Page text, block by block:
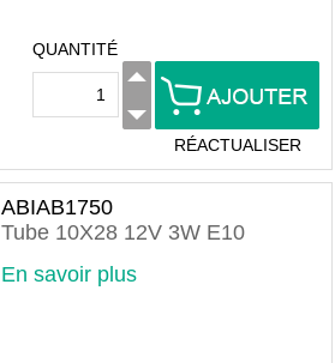
QUANTITÉ
RÉACTUALISER
ABIAB1750
Tube 10X28 12V 3W E10
En savoir plus